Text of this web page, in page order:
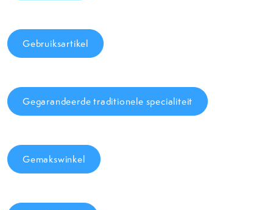
Gebruiksartikel
Gegarandeerde traditionele specialiteit
Gemakswinkel